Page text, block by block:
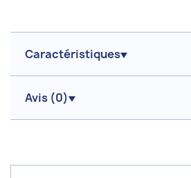
Caractéristiques
Avis (0)